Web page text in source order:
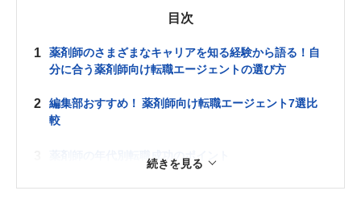
目次
1
薬剤師のさまざまなキャリアを知る経験から語る！自
分に合う薬剤師向け転職エージェントの選び方
2
編集部おすすめ！ 薬剤師向け転職エージェント7選比
較
薬剤師の年代別転職成功のポイント
4
薬剤師キャリアのプロが語る！薬剤師向け転職エージ